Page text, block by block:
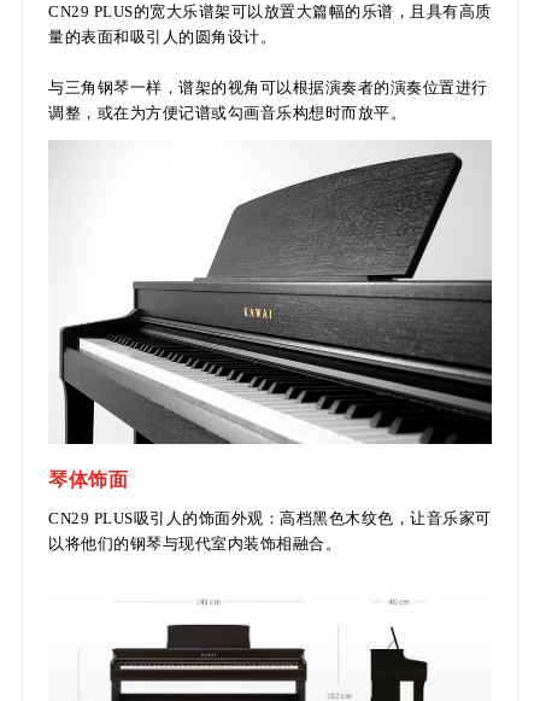
CN29 PLUS的宽大乐谱架可以放置大篇幅的乐谱，且具有高质
量的表面和吸引人的圆角设计。
与三角钢琴一样，谱架的视角可以根据演奏者的演奏位置进行
调整，或在为方便记谱或勾画音乐构想时而放平。
琴体饰面
CN29 PLUS吸引人的饰面外观：高档黑色木纹色，让音乐家可
以将他们的钢琴与现代室内装饰相融合。